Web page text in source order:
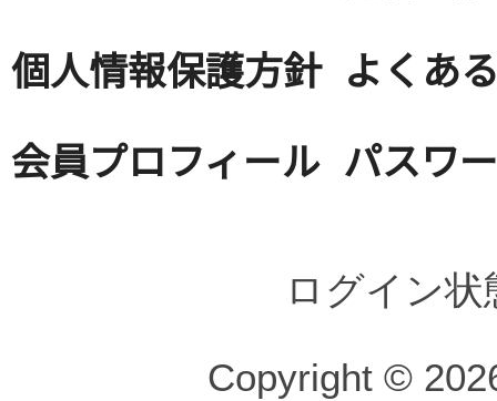
個人情報保護方針 よくあ
会員プロフィール パスワ
ログイン
Copyright ©